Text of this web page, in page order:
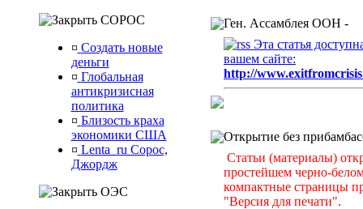
СОРОС
¤ Создать новые
деньги
¤ Глобальная
антикризисная
политика
¤ Близость краха
экономики США
¤ Lenta_ru Сорос,
Джордж
ОЭС
Ген. Ассамблея ООН -
Эта статья
вашем сайте:
http://
Открытие без
Статьи (материалы)
простейшем черно-
компактные страницы
"Версия для печати".